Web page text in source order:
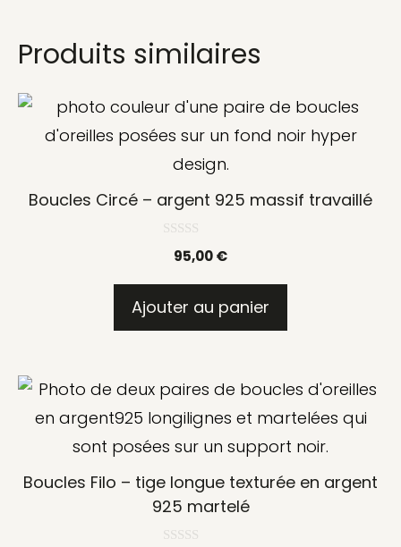
Produits similaires
Boucles Circé – argent 925 massif travaillé
r
5
95,00€
Ajouter au panier
Boucles Filo – tige longue texturée en argent
925 martelé
Ce
produit
plusieurs